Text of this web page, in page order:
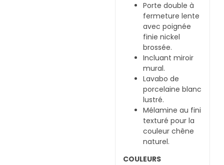
Porte double à
fermeture lente
avec poignée
finie nickel
brossée.
Incluant miroir
mural.
Lavabo de
porcelaine blanc
lustré.
Mélamine au fini
texturé pour la
couleur chêne
naturel.
COULEURS